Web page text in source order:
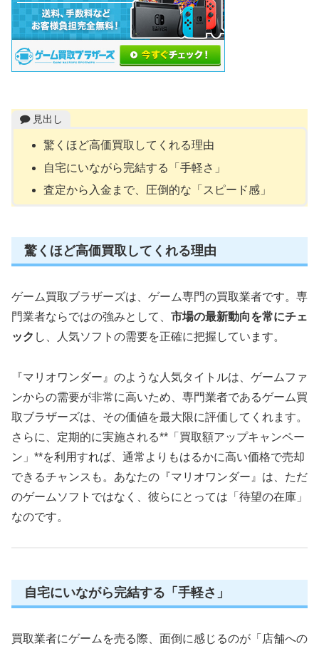
見出し
驚くほど高価買取してくれる理由
自宅にいながら完結する「手軽さ」
査定から入金まで、圧倒的な「スピード感」
驚くほど高価買取してくれる理由
ゲーム買取ブラザーズは、ゲーム専門の買取業者です。専
門業者ならではの強みとして、 市場の最新動向を常にチェ
ック し、人気ソフトの需要を正確に把握しています。
『マリオワンダー』のような人気タイトルは、ゲームファ
ンからの需要が非常に高いため、専門業者であるゲーム買
取ブラザーズは、その価値を最大限に評価してくれます。
さらに、定期的に実施される**「買取額アップキャンペー
ン」**を利用すれば、通常よりもはるかに高い価格で売却
できるチャンスも。あなたの『マリオワンダー』は、ただ
のゲームソフトではなく、彼らにとっては「待望の在庫」
なのです。
自宅にいながら完結する「手軽さ」
買取業者にゲームを売る際、面倒に感じるのが「店舗への